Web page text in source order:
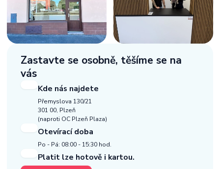
Zastavte se osobně, těšíme se na
vás
Kde nás najdete
Přemyslova 130/21
301 00, Plzeň
(naproti OC Plzeň Plaza)
Otevírací doba
Po - Pá: 08:00 - 15:30 hod.
Platit lze hotově i kartou.